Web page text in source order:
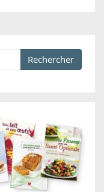
Rechercher